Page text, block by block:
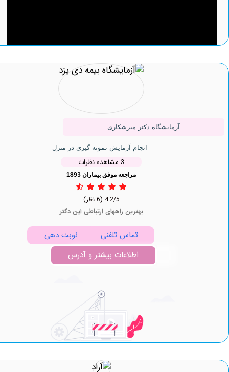
آزمایشگاه دکتر میرشکاری
انجام آزمایش نمونه گيري در منزل
مراجعه موفق بیماران 1893
بهترین راههای ارتباطی این دکتر
تماس تلفنی
نوبت دهی
اطلاعات بیشتر و آدرس